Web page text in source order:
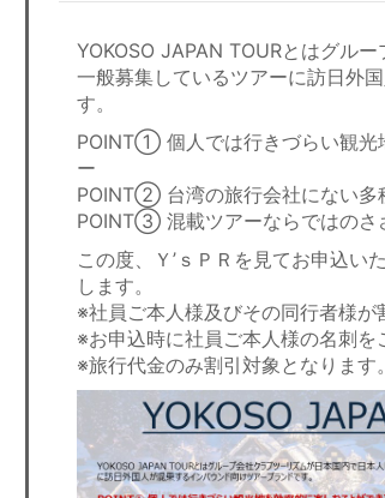
YOKOSO JAPAN TOURとはグル
一般募集しているツアーに訪日外
す。
POINT① 個人では行きづらい観光
ー
POINT② 台湾の旅行会社にない多
POINT③ 混載ツアーならではのさ
この度、Ｙ’ｓＰＲを見てお申込い
します。
※社員ご本人様及びその同行者様が
※お申込時に社員ご本人様の名刺を
※旅行代金のみ割引対象となります